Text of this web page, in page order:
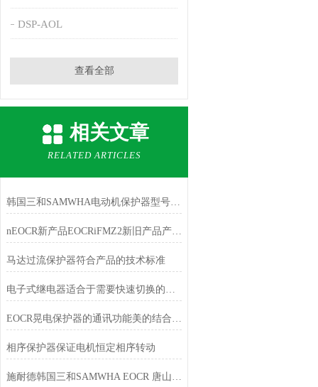
DSP-AOL
查看全部
相关文章
RELATED ARTICLES
韩国三和SAMWHA电动机保护器型号大全
nEOCR新产品EOCRiFMZ2新旧产品产品订购代码对应表
马达过流保护器符合产品的技术标准
电子式继电器适合于需要快速切换的控制系统
EOCR晃电保护器的通讯功能美的结合了控制中心
相序保护器保证电机恒定相序转动
施耐德韩国三和SAMWHA EOCR 唐山韩雅电气五一放假通知